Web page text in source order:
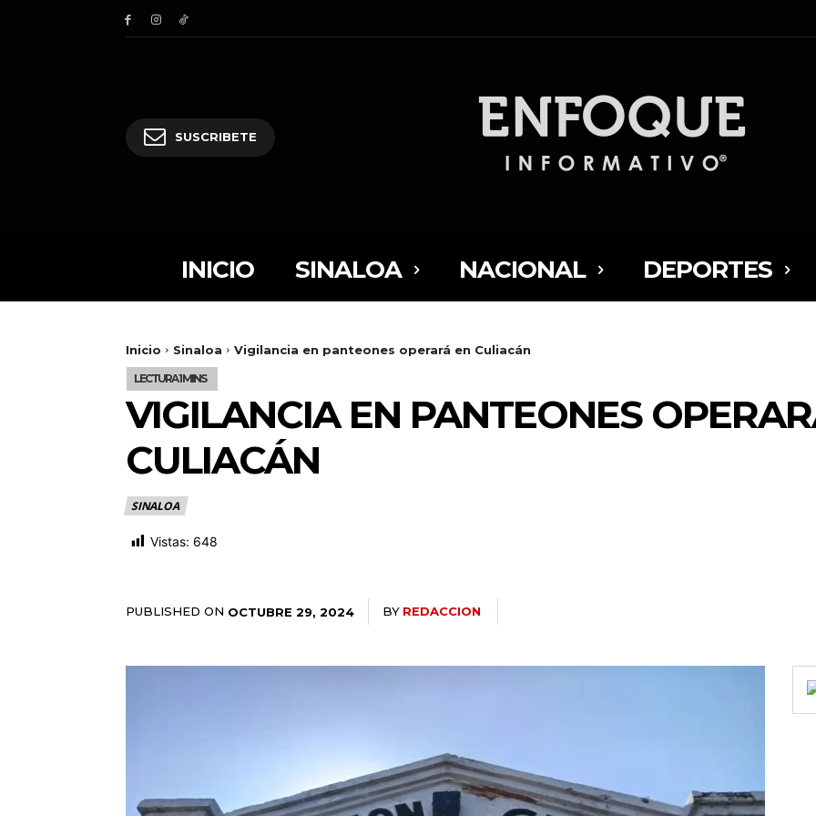
SUSCRIBETE
INICIO SINALOA NACIONAL DEPORTES
Inicio Sinaloa Vigilancia en panteones operará en Culiacán
VIGILANCIA EN PANTEONES
CULIACÁN
SINALOA
Vistas: 648
PUBLISHED ON OCTUBRE 29, 2024 BY REDACCION